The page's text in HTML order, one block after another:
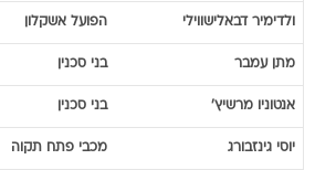
ולדימיר דבאלישווילי הפועל אשקלון
מתן עמבר בני סכנין
אנטוניו מרשיץ' בני סכנין
יוסי גינזבורג מכבי פתח תקוה